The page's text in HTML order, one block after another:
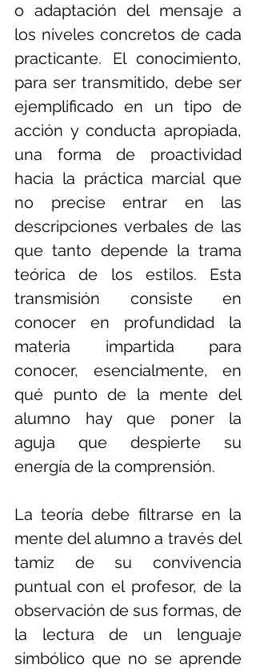
o adaptación del mensaje a
los niveles concretos de cada
practicante. El conocimiento,
para ser transmitido, debe ser
ejemplificado en un tipo de
acción y conducta apropiada,
una forma de proactividad
hacia la práctica marcial que
no precise entrar en las
descripciones verbales de las
que tanto depende la trama
teórica de los estilos. Esta
transmisión consiste en
conocer en profundidad la
materia impartida para
conocer, esencialmente, en
qué punto de la mente del
alumno hay que poner la
aguja que despierte su
energía de la comprensión.
La teoría debe filtrarse en la
mente del alumno a través del
tamiz de su convivencia
puntual con el profesor, de la
observación de sus formas, de
la lectura de un lenguaje
simbólico que no se aprende